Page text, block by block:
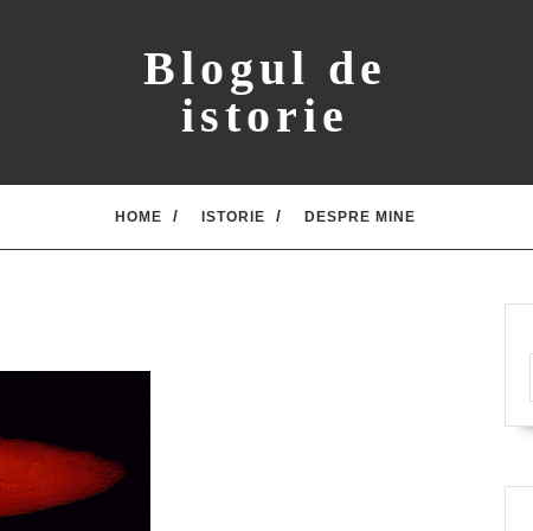
Blogul de
istorie
HOME ISTORIE DESPRE MINE